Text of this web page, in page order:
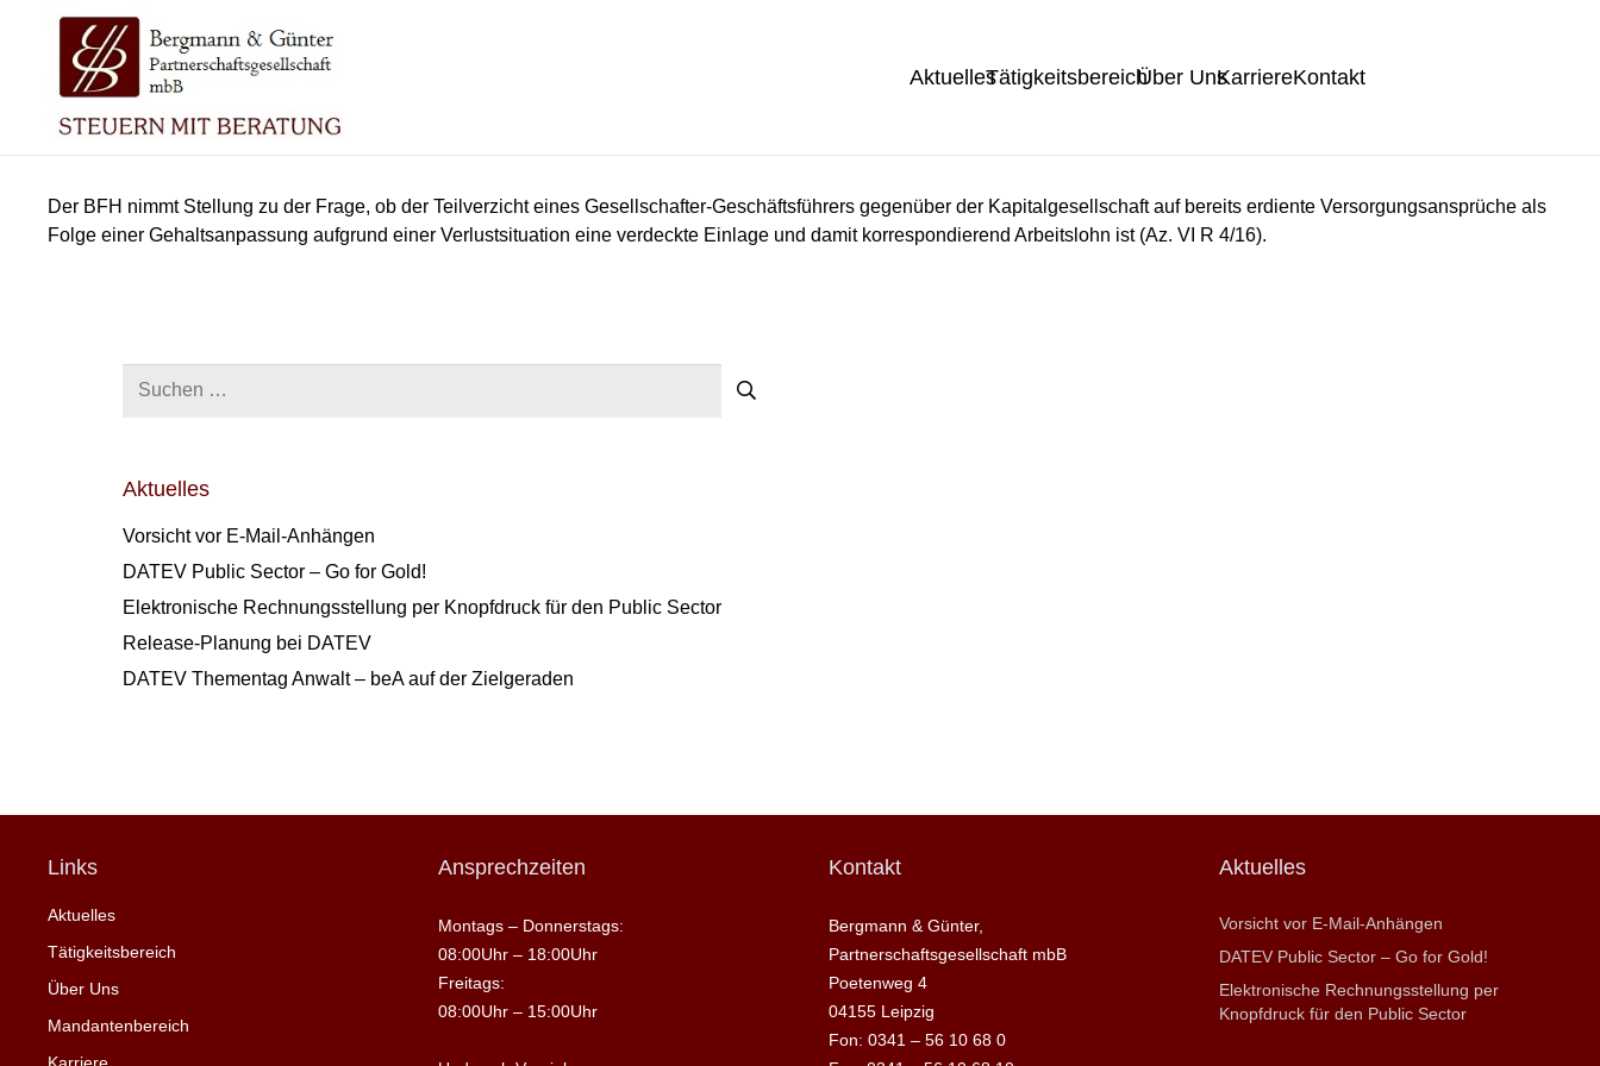
AktuellesTätigkeitsbereichÜber UnsKarriereKontakt
Der BFH nimmt Stellung zu der Frage, ob der Teilverzicht eines Gesellschafter-Geschäftsführers gegenüber der Kapitalgesellschaft auf bereits erdiente Versorgungsansprüche als
Folge einer Gehaltsanpassung aufgrund einer Verlustsituation eine verdeckte Einlage und damit korrespondierend Arbeitslohn ist (Az. VI R 4/16).
Aktuelles
Vorsicht vor E-Mail-Anhängen
DATEV Public Sector – Go for Gold!
Elektronische Rechnungsstellung per Knopfdruck für den Public Sector
Release-Planung bei DATEV
DATEV Thementag Anwalt – beA auf der Zielgeraden
Links
Aktuelles
Tätigkeitsbereich
Über Uns
Mandantenbereich
Ansprechzeiten
Montags – Donnerstags:
08:00Uhr – 18:00Uhr
Freitags:
08:00Uhr – 15:00Uhr
Kontakt
Bergmann & Günter,
Partnerschaftsgesellschaft mbB
Poetenweg 4
04155 Leipzig
Fon: 0341 – 56 10 68 0
Aktuelles
Vorsicht vor E-Mail-Anhängen
DATEV Public Sector – Go for Gold!
Elektronische Rechnungsstellung per
Knopfdruck für den Public Sector